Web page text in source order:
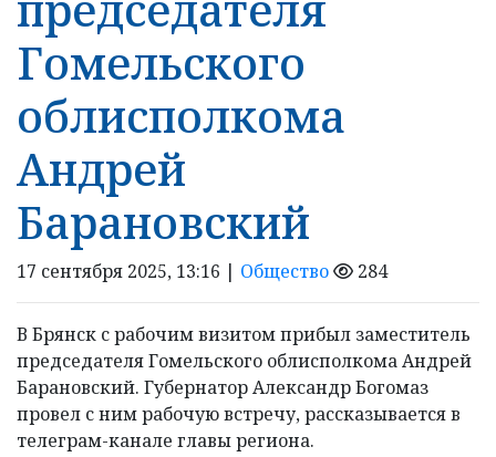
Гомельского
облисполкома
Андрей
Барановский
17 сентября 2025, 13:16 | Общество 284
В Брянск с рабочим визитом прибыл заместитель
председателя Гомельского облисполкома Андрей
Барановский. Губернатор Александр Богомаз
провел с ним рабочую встречу, рассказывается в
телеграм-канале главы региона.